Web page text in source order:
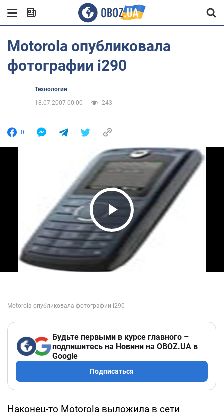
Motorola опубликовала
фотографии i290
Технологии
18.07.2007 00:00
243
0
Play Video
Будьте первыми в курсе главного –
подпишитесь на Новини на OBOZ.UA в
Google
Подписаться
Наконец-то Motorola выложила в сети